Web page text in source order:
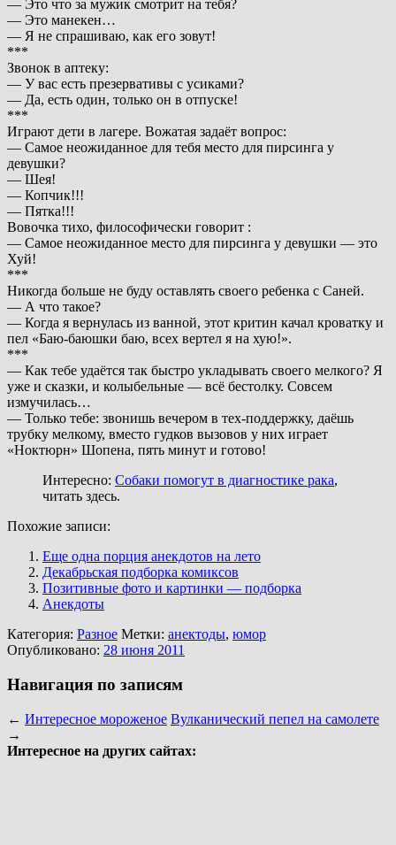
— Это что за мужик смотрит на тебя?
— Это манекен…
— Я не спрашиваю, как его зовут!
***
Звонок в аптеку:
— У вас есть презервативы с усиками?
— Да, есть один, только он в отпуске!
***
Играют дети в лагере. Вожатая задаёт вопрос:
— Самое неожиданное для тебя место для пирсинга у
девушки?
— Шея!
— Копчик!!!
— Пятка!!!
Вовочка тихо, философически говорит :
— Самое неожиданное место для пирсинга у девушки — это
Хуй!
***
Никогда больше не буду оставлять своего ребенка с Саней.
— А что такое?
— Когда я вернулась из ванной, этот критин качал кроватку и
пел «Баю-баюшки баю, всех вертел я на хую!».
***
— Как тебе удаётся так быстро укладывать своего мелкого? Я
уже и сказки, и колыбельные — всё бестолку. Совсем
измучилась…
— Только тебе: звонишь вечером в тех-поддержку, даёшь
трубку мелкому, вместо гудков вызовов у них играет
«Ноктюрн» Шопена, пять минут и готово!
Интересно: Собаки помогут в диагностике рака,
читать здесь.
Похожие записи:
Еще одна порция анекдотов на лето
Декабрьская подборка комиксов
Позитивные фото и картинки — подборка
Анекдоты
Категория: Разное Метки: анектоды, юмор
Опубликовано: 28 июня 2011
Навигация по записям
← Интересное мороженое Вулканический пепел на самолете
→
Интересное на других сайтах: